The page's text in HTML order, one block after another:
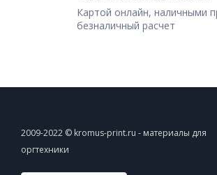
Картой онлайн, наличными
безналичный расчет
2009-2022 © kromus-print.ru - материалы для
оргтехники